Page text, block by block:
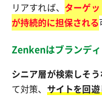
リアすれば、 ターゲ
が持続的に担保される
Zenkenはブランデ
シニア層が検索しそ
て対策、 サイトを回